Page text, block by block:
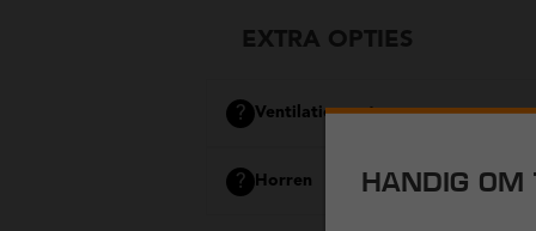
EXTRA OPTIES
? Ventilatieroosters
? Horren HANDIG OM